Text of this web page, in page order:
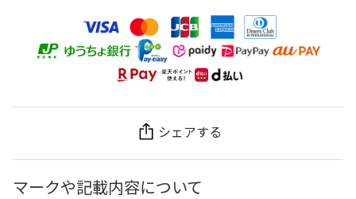
シェアする
マークや記載内容について